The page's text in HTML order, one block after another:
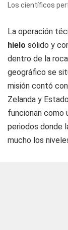
Los científicos
La operación
hielo sólido y
dentro de la
geográfico se
misión contó
Zelanda y
funcionan como
periodos donde
mucho los